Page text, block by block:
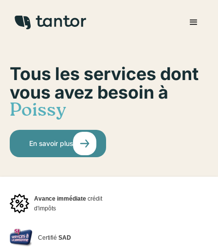
Tous les services dont
vous avez besoin à
Poissy
En savoir plus
Avance immédiate crédit
d'impôts
CertifiéSAD